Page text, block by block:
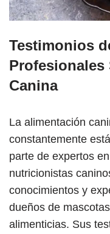
Testimonios
Profesionales
Canina
La alimentación
constantemente
parte de expertos
nutricionistas
conocimientos y
dueños de
alimenticias. Sus